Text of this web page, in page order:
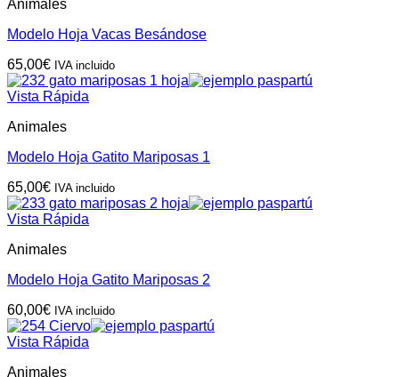
Animales
Modelo Hoja Vacas Besándose
65,00€ IVA incluido
Vista Rápida
Animales
Modelo Hoja Gatito Mariposas 1
65,00€ IVA incluido
Vista Rápida
Animales
Modelo Hoja Gatito Mariposas 2
60,00€ IVA incluido
Vista Rápida
Animales